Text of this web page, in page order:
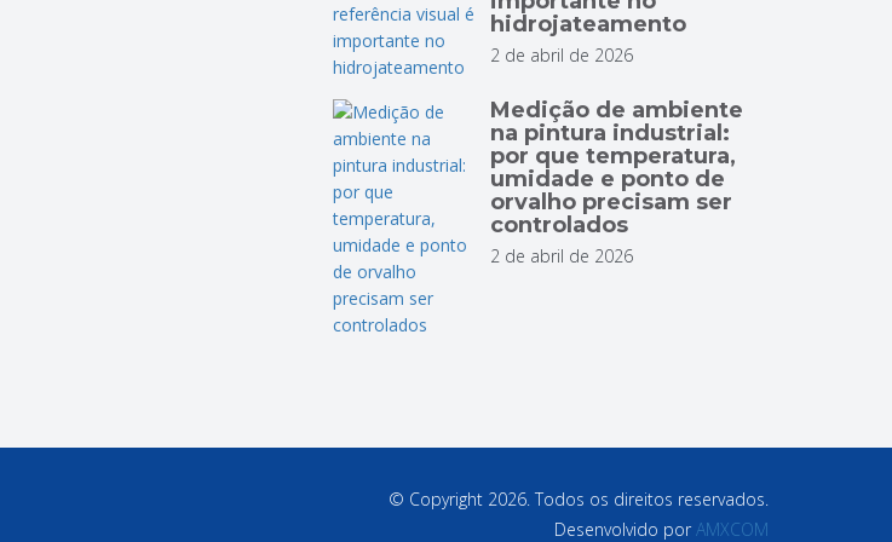
hidrojateamento
2 de abril de 2026
Medição de ambiente
na pintura industrial:
por que temperatura,
umidade e ponto de
orvalho precisam ser
controlados
2 de abril de 2026
© Copyright 2026. Todos os direitos reservados.
Desenvolvido porAMXCOM